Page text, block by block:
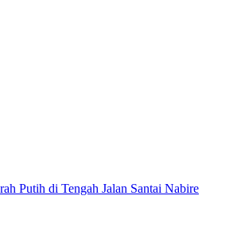
Putih di Tengah Jalan Santai Nabire